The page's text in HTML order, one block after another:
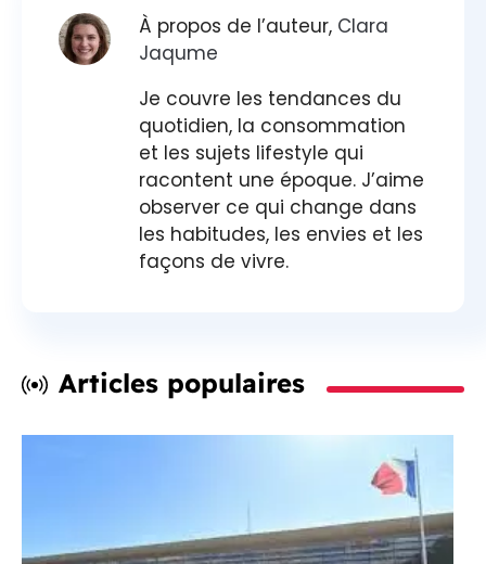
À propos de l’auteur, Clara
Jaqume
Je couvre les tendances du
quotidien, la consommation
et les sujets lifestyle qui
racontent une époque. J’aime
observer ce qui change dans
les habitudes, les envies et les
façons de vivre.
Articles populaires